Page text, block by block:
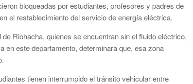
bloqueadas por estudiantes, profesores y padres de
el restablecimiento del servicio de energía eléctrica.
Riohacha, quienes se encuentran sin el fluido eléctrico,
en este departamento, determinara que, esa zona
tienen interrumpido el tránsito vehicular entre